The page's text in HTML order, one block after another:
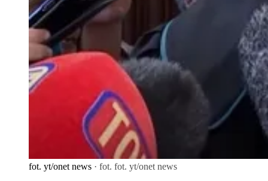
fot. yt/onet news · fot. fot. yt/onet news